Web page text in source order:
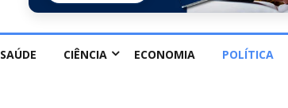
SAÚDE CIÊNCIA ECONOMIA POLÍTICA